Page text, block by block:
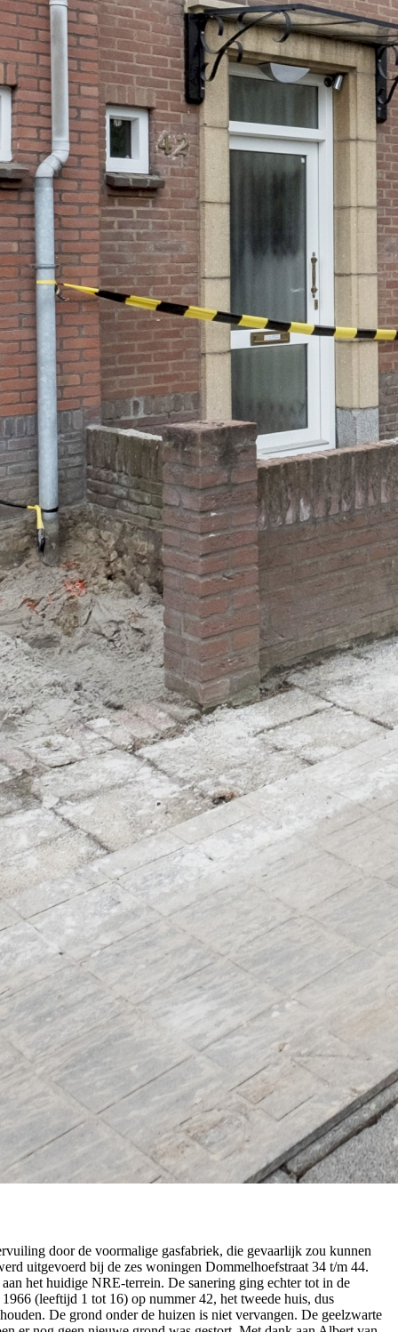
door de voormalige gasfabriek, die gevaarlijk zou kunnen
uitgevoerd bij de zes woningen Dommelhoefstraat 34 t/m 44.
aan het huidige NRE-terrein. De sanering ging echter tot in de
(leeftijd 1 tot 16) op nummer 42, het tweede huis, dus
De grond onder de huizen is niet vervangen. De geelzwarte